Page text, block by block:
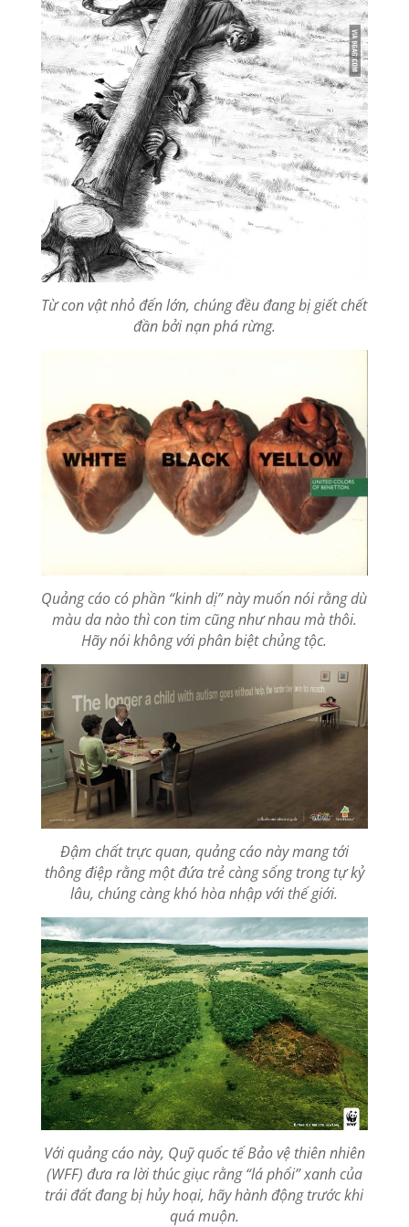
Từ con vật nhỏ đến lớn, chúng đều đang bị giết chết
đần bởi nạn phá rừng.
Quảng cáo có phần “kinh dị” này muốn nói rằng dù
màu da nào thì con tim cũng như nhau mà thôi.
Hãy nói không với phân biệt chủng tộc.
Đậm chất trực quan, quảng cáo này mang tới
thông điệp rằng một đứa trẻ càng sống trong tự kỷ
lâu, chúng càng khó hòa nhập với thế giới.
Với quảng cáo này, Quỹ quốc tế Bảo vệ thiên nhiên
(WFF) đưa ra lời thúc giục rằng “lá phổi” xanh của
trái đất đang bị hủy hoại, hãy hành động trước khi
quá muộn.